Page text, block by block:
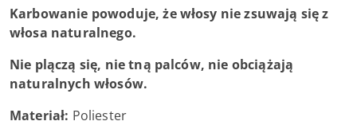
Karbowanie powoduje, że włosy nie zsuwają się z
włosa naturalnego.
Nie plączą się, nie tną palców, nie obciążają
naturalnych włosów.
Materiał: Poliester